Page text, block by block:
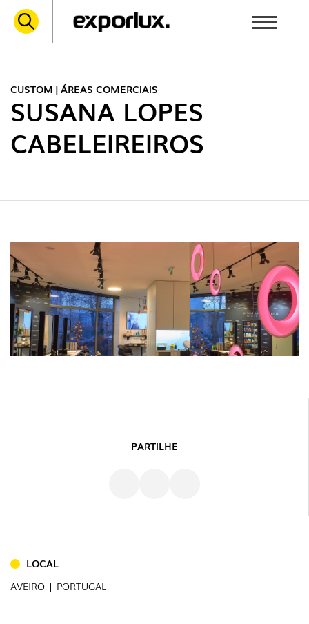
CUSTOM | ÁREAS COMERCIAIS
SUSANA LOPES
CABELEIREIROS
PARTILHE
LOCAL
AVEIRO | PORTUGAL